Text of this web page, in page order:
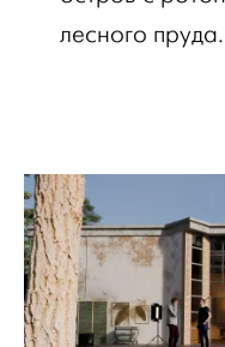
лесного пруда.